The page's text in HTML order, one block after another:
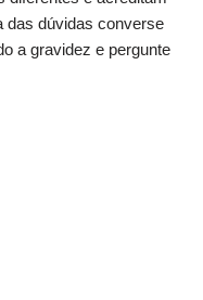
das dúvidas converse
a gravidez e pergunte